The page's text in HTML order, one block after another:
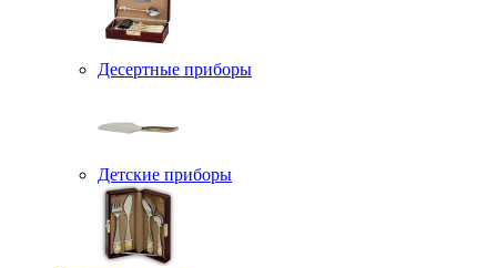
Десертные приборы
Детские приборы